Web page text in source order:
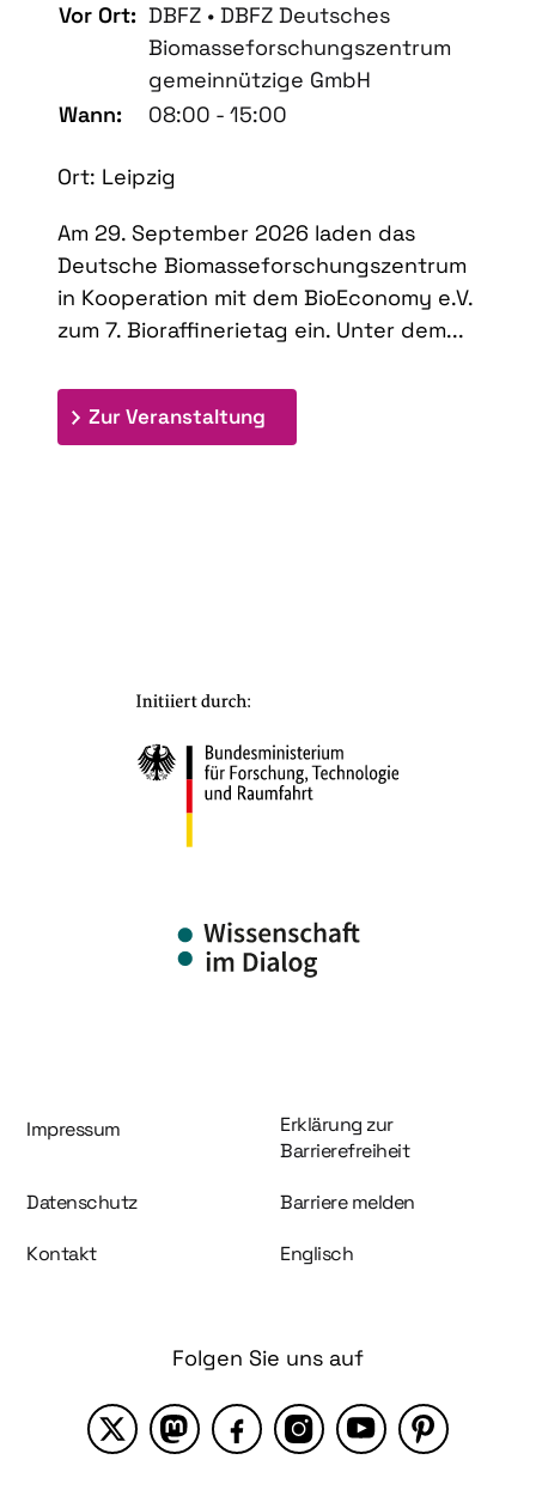
Vor Ort: DBFZ • DBFZ Deutsches
Biomasseforschungszentrum
gemeinnützige GmbH
Wann:
08:00 - 15:00
Ort: Leipzig
Am 29. September 2026 laden das
Deutsche Biomasseforschungszentrum
in Kooperation mit dem BioEconomy e.V.
zum 7. Bioraffinerietag ein. Unter dem...
Zur Veranstaltung
Information und Service
Impressum
Erklärung zur
Barrierefreiheit
Datenschutz Barriere melden
Kontakt Englisch
Folgen Sie uns auf